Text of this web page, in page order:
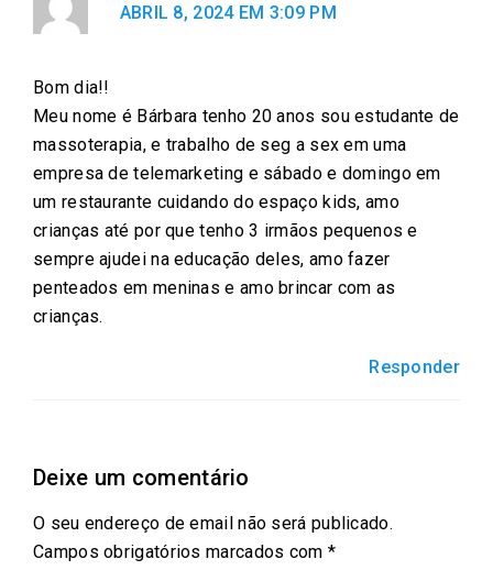
ABRIL 8, 2024 EM 3:09 PM
Bom dia!!
Meu nome é Bárbara tenho 20 anos sou estudante de
massoterapia, e trabalho de seg a sex em uma
empresa de telemarketing e sábado e domingo em
um restaurante cuidando do espaço kids, amo
crianças até por que tenho 3 irmãos pequenos e
sempre ajudei na educação deles, amo fazer
penteados em meninas e amo brincar com as
crianças.
Responder
Deixe um comentário
O seu endereço de email não será publicado.
Campos obrigatórios marcados com *